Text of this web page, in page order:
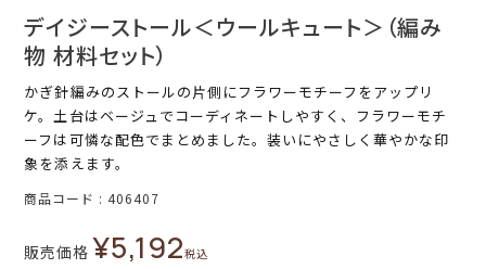
デイジーストール＜ウールキュート＞（編み
物 材料セット）
かぎ針編みのストールの片側にフラワーモチーフをアップリ
ケ。土台はベージュでコーディネートしやすく、フラワーモチ
ーフは可憐な配色でまとめました。装いにやさしく華やかな印
象を添えます。
商品コード 406407
販売価格 ¥5,192税込